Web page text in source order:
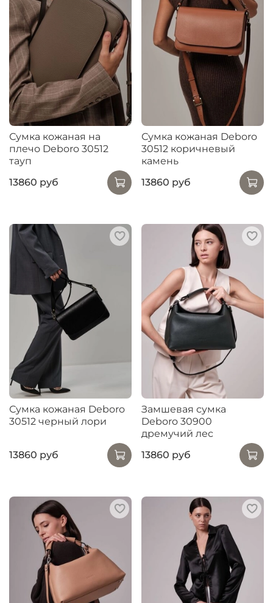
Сумка кожаная на
плечо Deboro 30512
тауп
13860 руб
Сумка кожаная Deboro
30512 коричневый
камень
13860 руб
Сумка кожаная Deboro
30512 черный лори
13860 руб
Замшевая сумка
Deboro 30900
дремучий лес
13860 руб